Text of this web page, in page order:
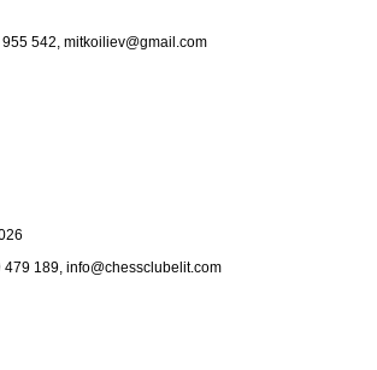
542, mitkoiliev@gmail.com
479 189, info@chessclubelit.com